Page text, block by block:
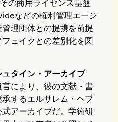
の商用ライセンス基盤
などの権利管理エージ
理団体との提携を前提
ェイクとの差別化を図
タイン・アーカイブ
により、彼の文献・書
するエルサレム・ヘブ
アーカイブだ。学術研